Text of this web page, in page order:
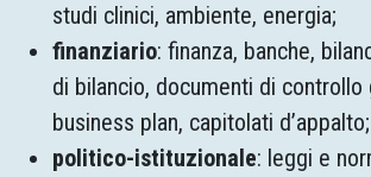
studi clinici, ambiente, energia;
finanziario: finanza, banche,
di bilancio, documenti di controllo
business plan, capitolati d’appalto;
politico-istituzionale: leggi e